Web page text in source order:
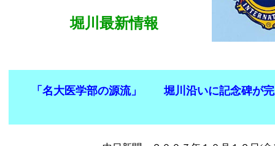
堀川最新情報
「名大医学部の源流」 堀川沿いに記念碑が